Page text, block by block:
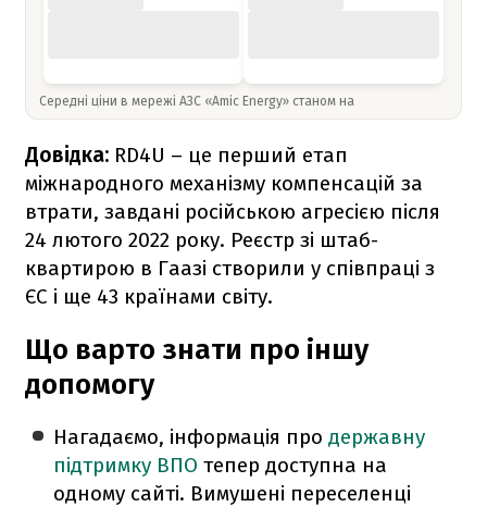
Середні ціни в мережі АЗС «Amic Energy» станом на
Довідка: RD4U – це перший етап
міжнародного механізму компенсацій за
втрати, завдані російською агресією після
24 лютого 2022 року. Реєстр зі штаб-
квартирою в Гаазі створили у співпраці з
ЄС і ще 43 країнами світу.
Що варто знати про іншу
допомогу
Нагадаємо, інформація продержавну
підтримку ВПО тепер доступна на
одному сайті. Вимушені переселенці